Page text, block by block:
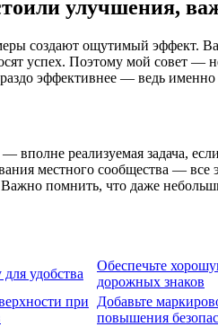
улучшения,
создают ощутимый эффект.
успех. Поэтому мой совет —
эффективнее — ведь
вполне реализуемая задача,
местного сообщества —
помнить, что даже
удобства
Обеспечьте
дорожных знаков
при Добавьте
повышения